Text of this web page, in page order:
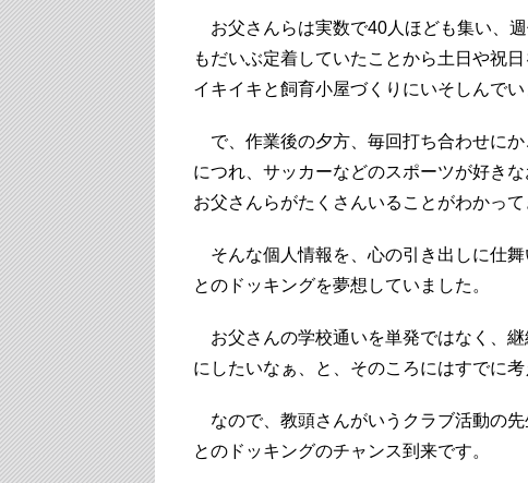
お父さんらは実数で40人ほども集い、週
もだいぶ定着していたことから土日や祝日
イキイキと飼育小屋づくりにいそしんでい
で、作業後の夕方、毎回打ち合わせに
につれ、サッカーなどのスポーツが好き
お父さんらがたくさんいることがわかって
そんな個人情報を、心の引き出しに仕
とのドッキングを夢想していました。
お父さんの学校通いを単発ではなく、継
にしたいなぁ、と、そのころにはすでに考
なので、教頭さんがいうクラブ活動の
とのドッキングのチャンス到来です。